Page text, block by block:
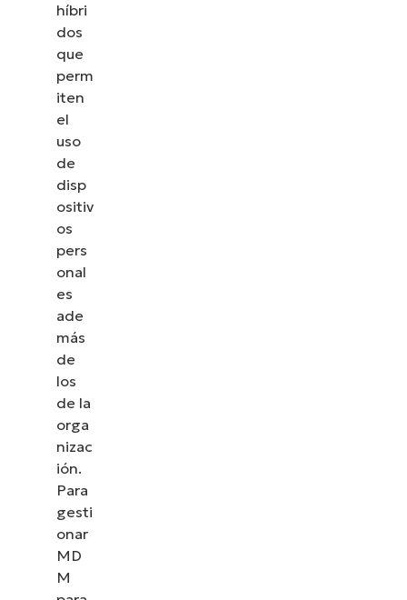
híbri
dos
que
perm
iten
el
uso
de
disp
ositiv
os
pers
onal
es
ade
más
de
los
de la
orga
nizac
ión.
Para
gesti
onar
MD
M